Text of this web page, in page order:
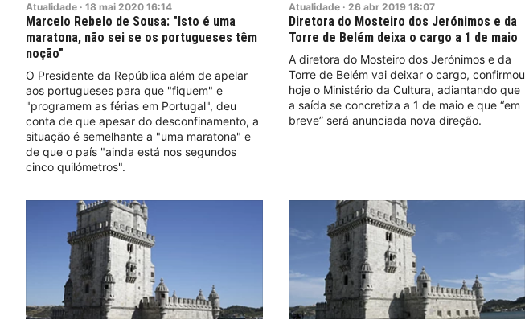
Atualidade · 18 mai 2020 16:14
Marcelo Rebelo de Sousa: "Isto é uma
maratona, não sei se os portugueses têm
noção"
O Presidente da República além de apelar
aos portugueses para que "fiquem" e
"programem as férias em Portugal", deu
conta de que apesar do desconfinamento, a
situação é semelhante a "uma maratona" e
de que o país "ainda está nos segundos
cinco quilómetros".
Atualidade · 26 abr 2019 18:07
Diretora do Mosteiro dos Jerónimos e da
Torre de Belém deixa o cargo a 1 de maio
A diretora do Mosteiro dos Jerónimos e da
Torre de Belém vai deixar o cargo, confirmou
hoje o Ministério da Cultura, adiantando que
a saída se concretiza a 1 de maio e que “em
breve” será anunciada nova direção.